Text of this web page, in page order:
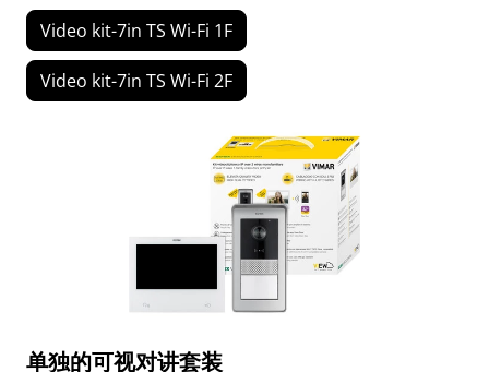
Video kit-7in TS Wi-Fi 1F
Video kit-7in TS Wi-Fi 2F
单独的可视对讲套装